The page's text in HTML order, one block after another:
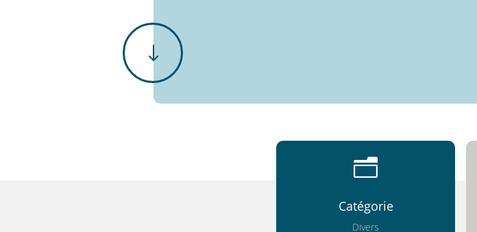
"
n
Catégorie
Divers